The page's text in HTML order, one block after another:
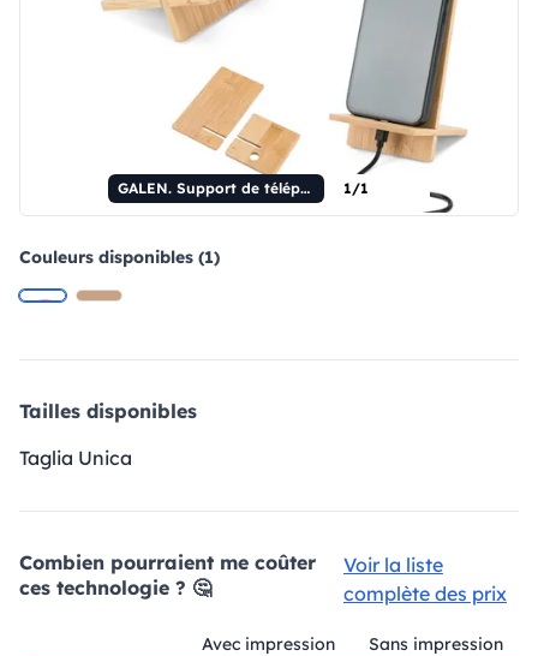
GALEN. Support de téléphone portable en bambou, composé de deux parties amovibles. 1/1
Couleurs disponibles (1)
Tailles disponibles
Taglia Unica
Combien pourraient me coûter
ces technologie ? 🤔
Voir la liste
complète des prix
Avec impression Sans impression